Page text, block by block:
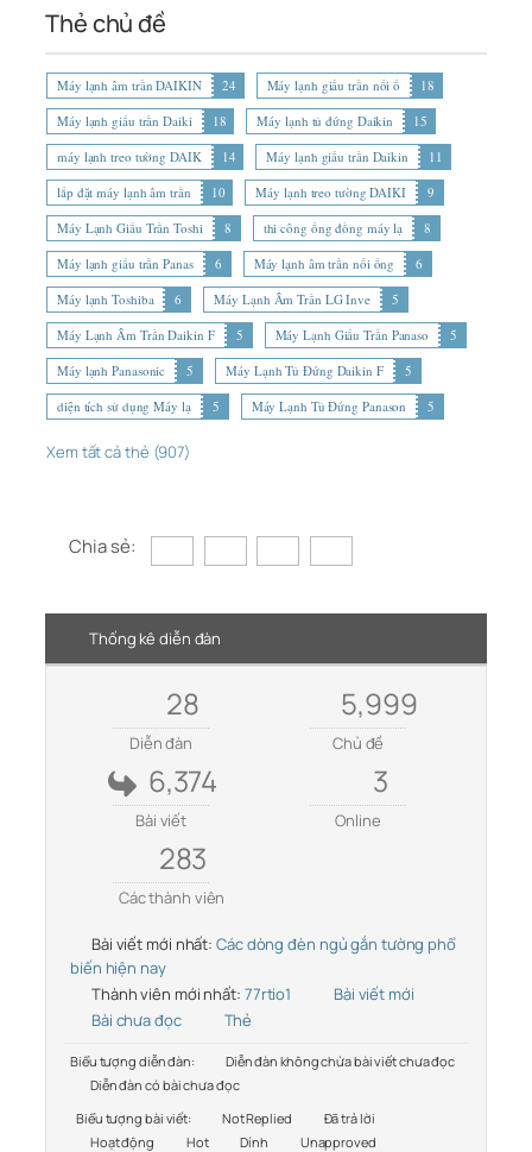
Thẻ chủ đề
Máy lạnh âm trần DAIKIN 24 Máy lạnh giấu trần nối ố
18
Máy lạnh giấu trần Daiki
18 Máy lạnh tủ đứng Daikin
15
máy lạnh treo tường DAIK
14 Máy lạnh giấu trần Daikin
11
lắp đặt máy lạnh âm trần
10 Máy lạnh treo tường DAIKI
9
Máy Lạnh Giấu Trần Toshi
8 thi công ống đồng máy lạ
8
Máy lạnh giấu trần Panas
6 Máy lạnh âm trần nối ống
6
Máy lạnh Toshiba
6 Máy Lạnh Âm Trần LG Inve
5
Máy Lạnh Âm Trần Daikin F
5 Máy Lạnh Giấu Trần Panaso
5
Máy lạnh Panasonic
5 Máy Lạnh Tủ Đứng Daikin F
5
diện tích sử dụng Máy lạ
5 Máy Lạnh Tủ Đứng Panason 5
Xem tất cả thẻ (907)
Chia sẻ:
Thống kê diễn đàn
28
Diễn đàn
5,999
Chủ đề
6,374
Bài viết
3
Online
283
Các thành viên
Bài viết mới nhất: Các dòng đèn ngủ gắn tường phổ
biến hiện nay
Thành viên mới nhất: 77rtio1
Bài viết mới
Bài chưa đọc
Thẻ
Biểu tượng diễn đàn:
Diễn đàn không chứa bài viết chưa đọc
Diễn đàn có bài chưa đọc
Biểu tượng bài viết:
Not Replied
Đã trả lời
Hoạt động
Hot Dính Unapproved